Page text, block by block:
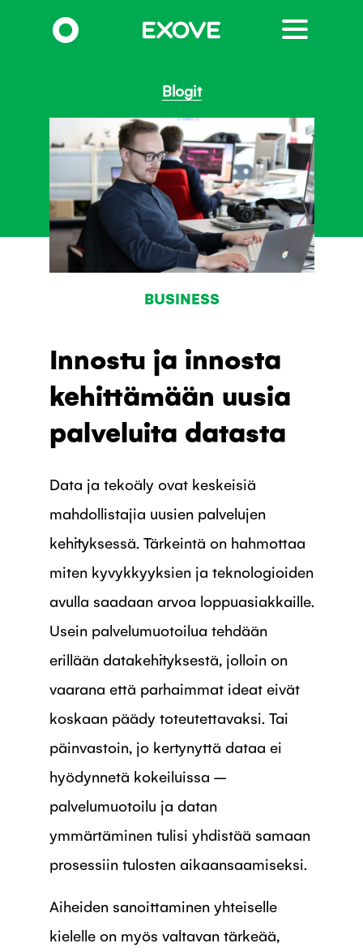
pääsisältöön
Blogit
BUSINESS
Innostu ja innosta
kehittämään uusia
palveluita datasta
Data ja tekoäly ovat keskeisiä
mahdollistajia uusien palvelujen
kehityksessä. Tärkeintä on hahmottaa
miten kyvykkyyksien ja teknologioiden
avulla saadaan arvoa loppuasiakkaille.
Usein palvelumuotoilua tehdään
erillään datakehityksestä, jolloin on
vaarana että parhaimmat ideat eivät
koskaan päädy toteutettavaksi. Tai
päinvastoin, jo kertynyttä dataa ei
hyödynnetä kokeiluissa –
palvelumuotoilu ja datan
ymmärtäminen tulisi yhdistää samaan
prosessiin tulosten aikaansaamiseksi.
Aiheiden sanoittaminen yhteiselle
kielelle on myös valtavan tärkeää,